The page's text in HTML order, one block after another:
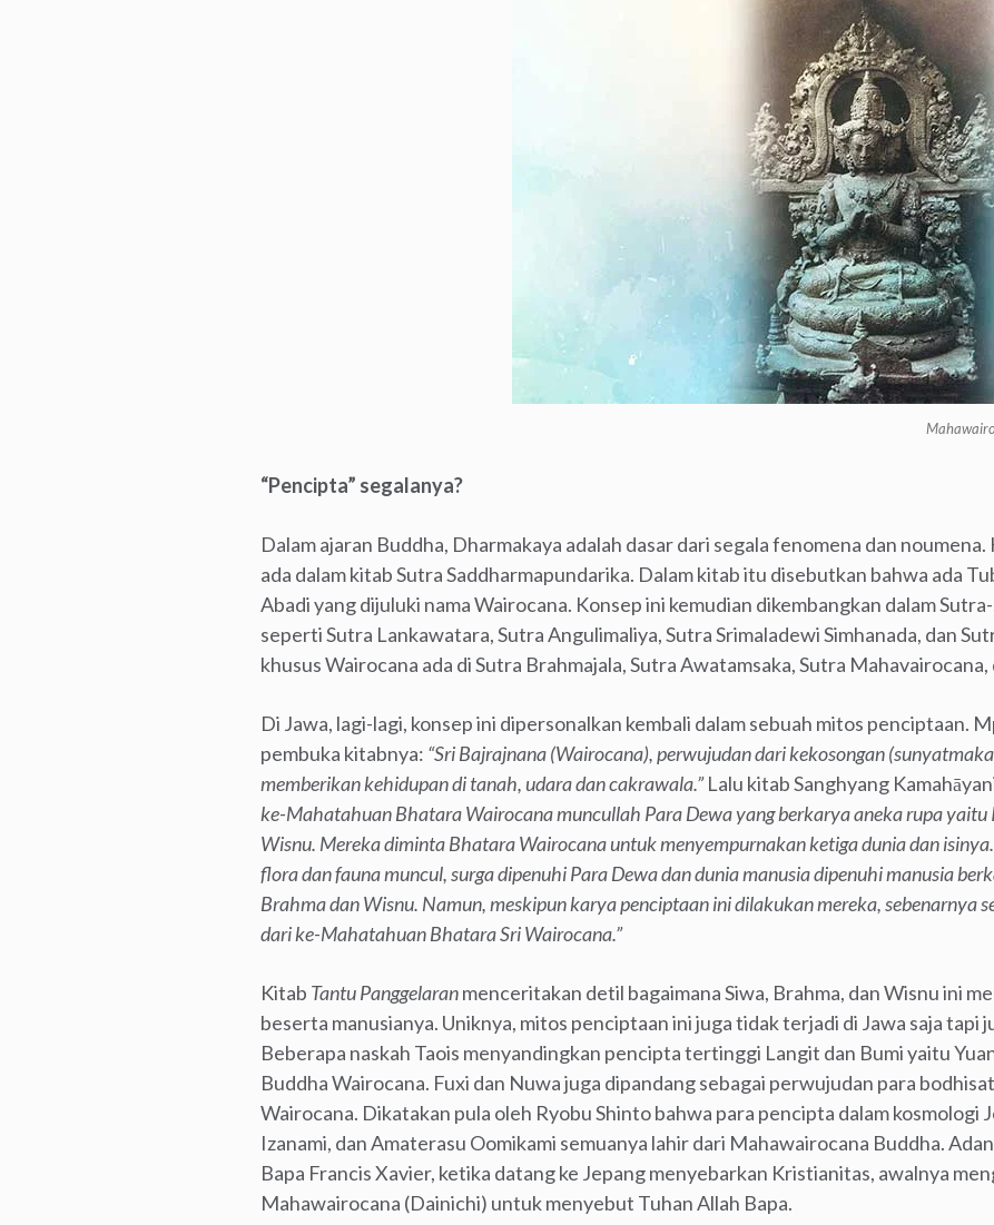
“Pencipta” segalanya?
Dalam ajaran Buddha, Dharmakaya adalah dasar dari segala fenomena dan noumena.
ada dalam kitab Sutra Saddharmapundarika. Dalam kitab itu disebutkan bahwa ada
Abadi yang dijuluki nama Wairocana. Konsep ini kemudian dikembangkan dalam
seperti Sutra Lankawatara, Sutra Angulimaliya, Sutra Srimaladewi Simhanada, dan
khusus Wairocana ada di Sutra Brahmajala, Sutra Awatamsaka, Sutra
Di Jawa, lagi-lagi, konsep ini dipersonalkan kembali dalam sebuah mitos penciptaan.
pembuka kitabnya: “Sri Bajrajnana (Wairocana), perwujudan dari kekosongan
memberikan kehidupan di tanah, udara dan cakrawala.”Lalu kitab Sanghyang
ke-Mahatahuan Bhatara Wairocana muncullah Para Dewa yang berkarya aneka rupa yaitu
Wisnu. Mereka diminta Bhatara Wairocana untuk menyempurnakan ketiga dunia dan
flora dan fauna muncul, surga dipenuhi Para Dewa dan dunia manusia dipenuhi manusia
Brahma dan Wisnu. Namun, meskipun karya penciptaan ini dilakukan mereka, sebenarnya
dari ke-Mahatahuan Bhatara Sri Wairocana.”
Kitab Tantu Panggelaranmenceritakan detil bagaimana Siwa, Brahma, dan Wisnu ini
beserta manusianya. Uniknya, mitos penciptaan ini juga tidak terjadi di Jawa saja tapi
Beberapa naskah Taois menyandingkan pencipta tertinggi Langit dan Bumi yaitu
Buddha Wairocana. Fuxi dan Nuwa juga dipandang sebagai perwujudan para
Wairocana. Dikatakan pula oleh Ryobu Shinto bahwa para pencipta dalam kosmologi
Izanami, dan Amaterasu Oomikami semuanya lahir dari Mahawairocana Buddha.
Bapa Francis Xavier, ketika datang ke Jepang menyebarkan Kristianitas, awalnya
Mahawairocana (Dainichi) untuk menyebut Tuhan Allah Bapa.